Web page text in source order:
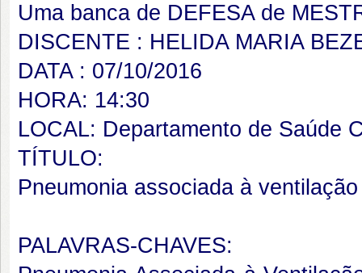
Uma banca de DEFESA de
DISCENTE : HELIDA MARIA
DATA : 07/10/2016
HORA: 14:30
LOCAL: Departamento de Saúde
TÍTULO:
Pneumonia associada à
PALAVRAS-CHAVES: